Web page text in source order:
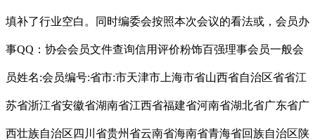
填补了行业空白。同时编委会按照本次会议的看法或，会员办
事QQ：协会会员文件查询信用评价粉饰百强理事会员一般会
员姓名:会员编号:省市:市天津市上海市省山西省自治区省省江
苏省浙江省安徽省湖南省江西省福建省河南省湖北省广东省广
西壮族自治区四川省贵州省云南省海南省青海省回族自治区陕